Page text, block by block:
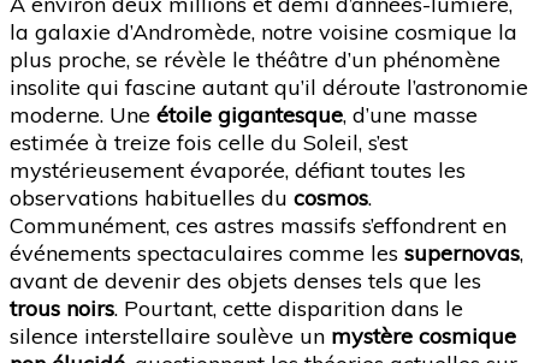
la galaxie d’Andromède, notre voisine cosmique la
plus proche, se révèle le théâtre d’un phénomène
insolite qui fascine autant qu’il déroute l’astronomie
moderne. Une étoile gigantesque, d’une masse
estimée à treize fois celle du Soleil, s’est
mystérieusement évaporée, défiant toutes les
observations habituelles du cosmos.
Communément, ces astres massifs s’effondrent en
événements spectaculaires comme les supernovas,
avant de devenir des objets denses tels que les
trous noirs. Pourtant, cette disparition dans le
silence interstellaire soulève un mystère cosmique